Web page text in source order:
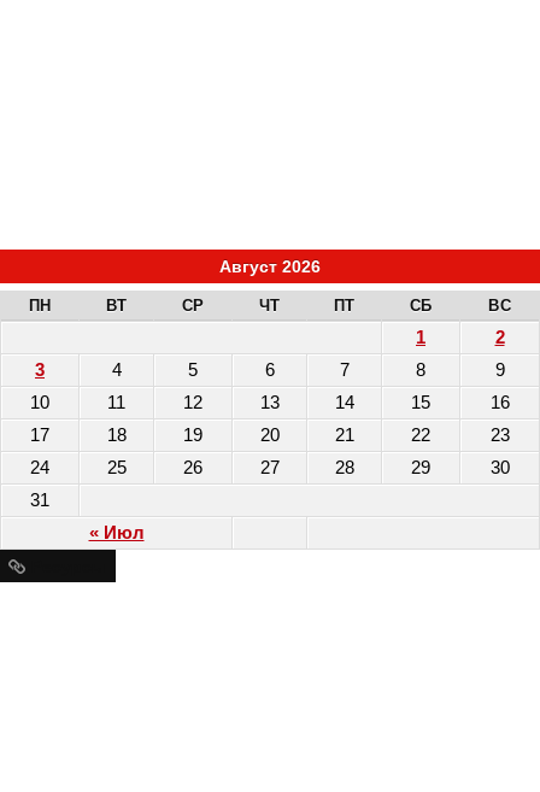
Август 2026
ПН ВТ СР ЧТ ПТ СБ ВС
« Июл
1
2
3
4 5 6 7 8
9
10
11 12 13 14 15
16
17
18 19 20 21 22
23
24
25 26 27 28 29
30
31